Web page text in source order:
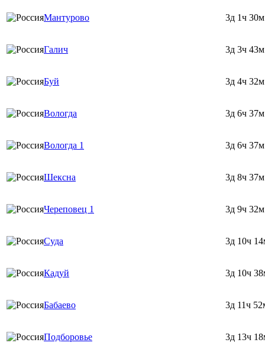
Мантурово 3д 1ч 30м
Галич 3д 3ч 43м
Буй 3д 4ч 32м
Вологда 3д 6ч 37м
Вологда 1 3д 6ч 37м
Шексна 3д 8ч 37м
Череповец 1 3д 9ч 32м
Суда 3д 10ч
Кадуй 3д 10ч
Бабаево 3д 11ч
Подборовье 3д 13ч